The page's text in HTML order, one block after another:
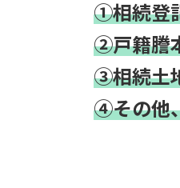
①相続登
②戸籍謄
③相続土
④その他